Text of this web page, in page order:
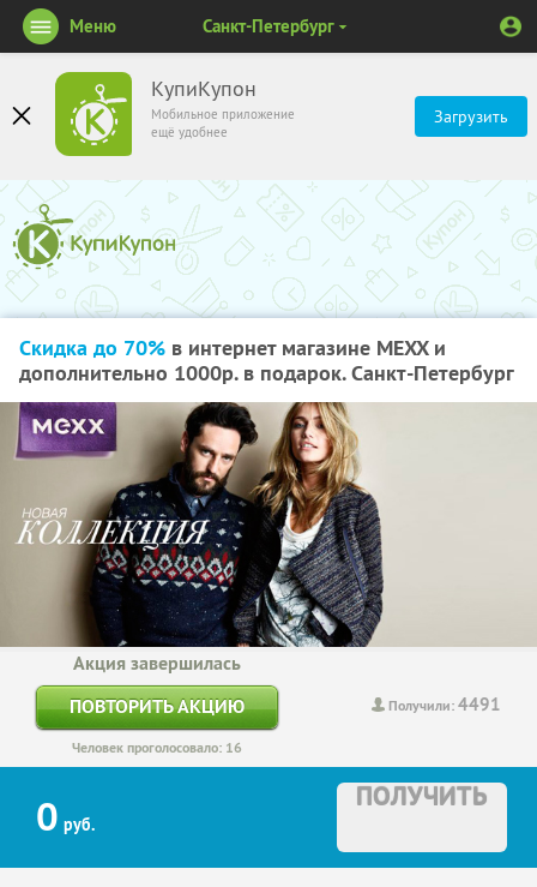
КупиКупон
Мобильное приложение
ещё удобнее
Загрузить
Меню Санкт-Петербург
Скидка до 70% в интернет магазине MEXX и
дополнительно 1000р. в подарок. Санкт-Петербург
Получили:4491
Акция завершилась
ПОВТОРИТЬ АКЦИЮ
Человек проголосовало: 16
0 руб.
ПОЛУЧИТЬ